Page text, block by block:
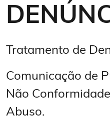
Tratamento de
Comunicação de
Não
Abuso.